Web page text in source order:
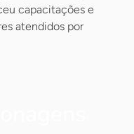
capacitações e
atendidos por